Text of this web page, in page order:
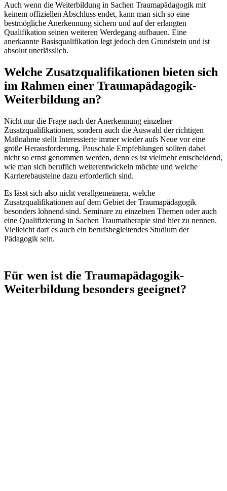
Auch wenn die Weiterbildung in Sachen Traumapädagogik mit
keinem offiziellen Abschluss endet, kann man sich so eine
bestmögliche Anerkennung sichern und auf der erlangten
Qualifikation seinen weiteren Werdegang aufbauen. Eine
anerkannte Basisqualifikation legt jedoch den Grundstein und ist
absolut unerlässlich.
Welche Zusatzqualifikationen bieten sich
im Rahmen einer Traumapädagogik-
Weiterbildung an?
Nicht nur die Frage nach der Anerkennung einzelner
Zusatzqualifikationen, sondern auch die Auswahl der richtigen
Maßnahme stellt Interessierte immer wieder aufs Neue vor eine
große Herausforderung. Pauschale Empfehlungen sollten dabei
nicht so ernst genommen werden, denn es ist vielmehr entscheidend,
wie man sich beruflich weiterentwickeln möchte und welche
Karrierebausteine dazu erforderlich sind.
Es lässt sich also nicht verallgemeinern, welche
Zusatzqualifikationen auf dem Gebiet der Traumapädagogik
besonders lohnend sind. Seminare zu einzelnen Themen oder auch
eine Qualifizierung in Sachen Traumatherapie sind hier zu nennen.
Vielleicht darf es auch ein berufsbegleitendes Studium der
Pädagogik sein.
Für wen ist die Traumapädagogik-
Weiterbildung besonders geeignet?